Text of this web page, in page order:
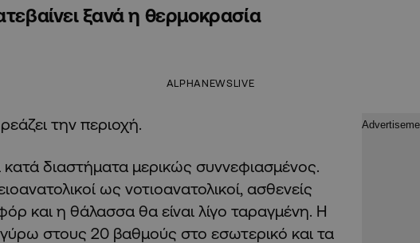
ξανά η θερμοκρασία
ALPHANEWSLIVE
την περιοχή.
κατά διαστήματα μερικώς συννεφιασμένος.
ως νοτιοανατολικοί, ασθενείς
και η θάλασσα θα είναι λίγο ταραγμένη. Η
στους 20 βαθμούς στο εσωτερικό και τα